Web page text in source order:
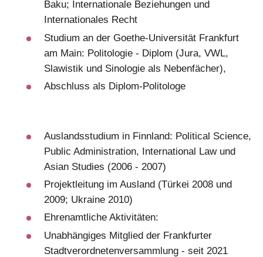
Baku; Internationale Beziehungen und
Internationales Recht
Studium an der Goethe-Universität Frankfurt
am Main: Politologie - Diplom (Jura, VWL,
Slawistik und Sinologie als Nebenfächer),
Abschluss als Diplom-Politologe
Auslandsstudium in Finnland: Political Science,
Public Administration, International Law und
Asian Studies (2006 - 2007)
Projektleitung im Ausland (Türkei 2008 und
2009; Ukraine 2010)
Ehrenamtliche Aktivitäten:
Unabhängiges Mitglied der Frankfurter
Stadtverordnetenversammlung - seit 2021